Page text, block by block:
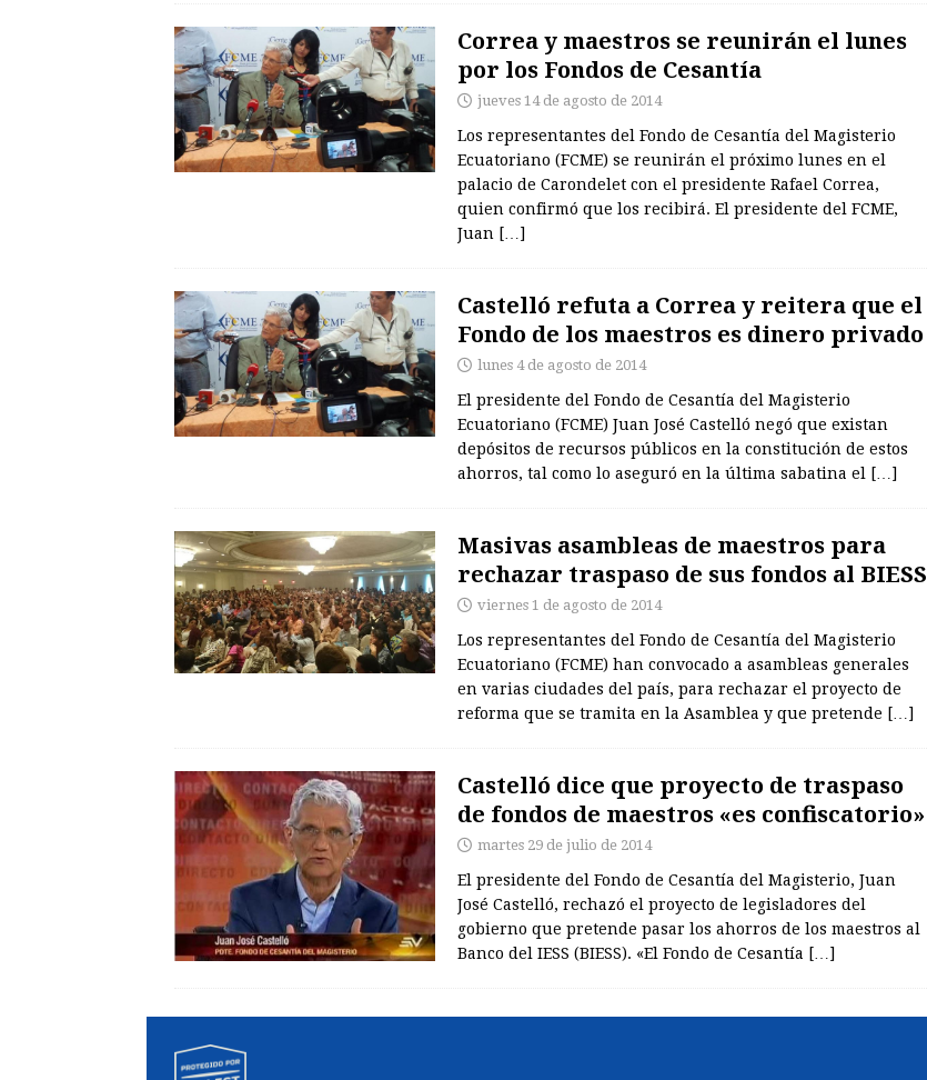
Correa y maestros se reunirán el lunes
por los Fondos de Cesantía
jueves 14 de agosto de 2014
Los representantes del Fondo de Cesantía del Magisterio
Ecuatoriano (FCME) se reunirán el próximo lunes en el
palacio de Carondelet con el presidente Rafael Correa,
quien confirmó que los recibirá. El presidente del FCME,
Juan […]
Castelló refuta a Correa y reitera que el
Fondo de los maestros es dinero privado
lunes 4 de agosto de 2014
El presidente del Fondo de Cesantía del Magisterio
Ecuatoriano (FCME) Juan José Castelló negó que existan
depósitos de recursos públicos en la constitución de estos
ahorros, tal como lo aseguró en la última sabatina el
[…]
Masivas asambleas de maestros para
rechazar traspaso de sus fondos al BIESS
viernes 1 de agosto de 2014
Los representantes del Fondo de Cesantía del Magisterio
Ecuatoriano (FCME) han convocado a asambleas generales
en varias ciudades del país, para rechazar el proyecto de
reforma que se tramita en la Asamblea y que pretende […]
Castelló dice que proyecto de traspaso
de fondos de maestros «es confiscatorio»
martes 29 de julio de 2014
El presidente del Fondo de Cesantía del Magisterio, Juan
José Castelló, rechazó el proyecto de legisladores del
gobierno que pretende pasar los ahorros de los maestros al
Banco del IESS (BIESS). «El Fondo de Cesantía […]